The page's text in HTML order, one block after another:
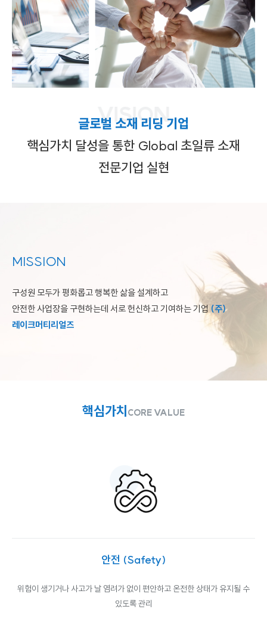
VISION
글로벌 소재 리딩 기업
핵심가치 달성을 통한 Global 초일류 소재
전문기업 실현
MISSION
구성원 모두가 평화롭고 행복한 삶을 설계하고
안전한 사업장을 구현하는데 서로 헌신하고 기여하는 기업 (주)
레이크머티리얼즈
핵심가치CORE VALUE
안전 (Safety)
위험이 생기거나 사고가 날 염려가 없이 편안하고 온전한 상태가 유지될 수
있도록 관리